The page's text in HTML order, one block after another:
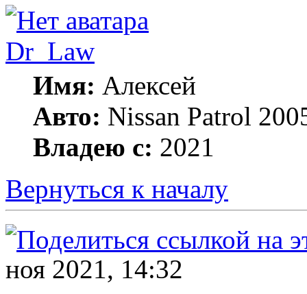
Dr_Law
Имя: Алексей
Авто: Nissan Patrol
Владею с: 2021
Вернуться к началу
ноя 2021, 14:32